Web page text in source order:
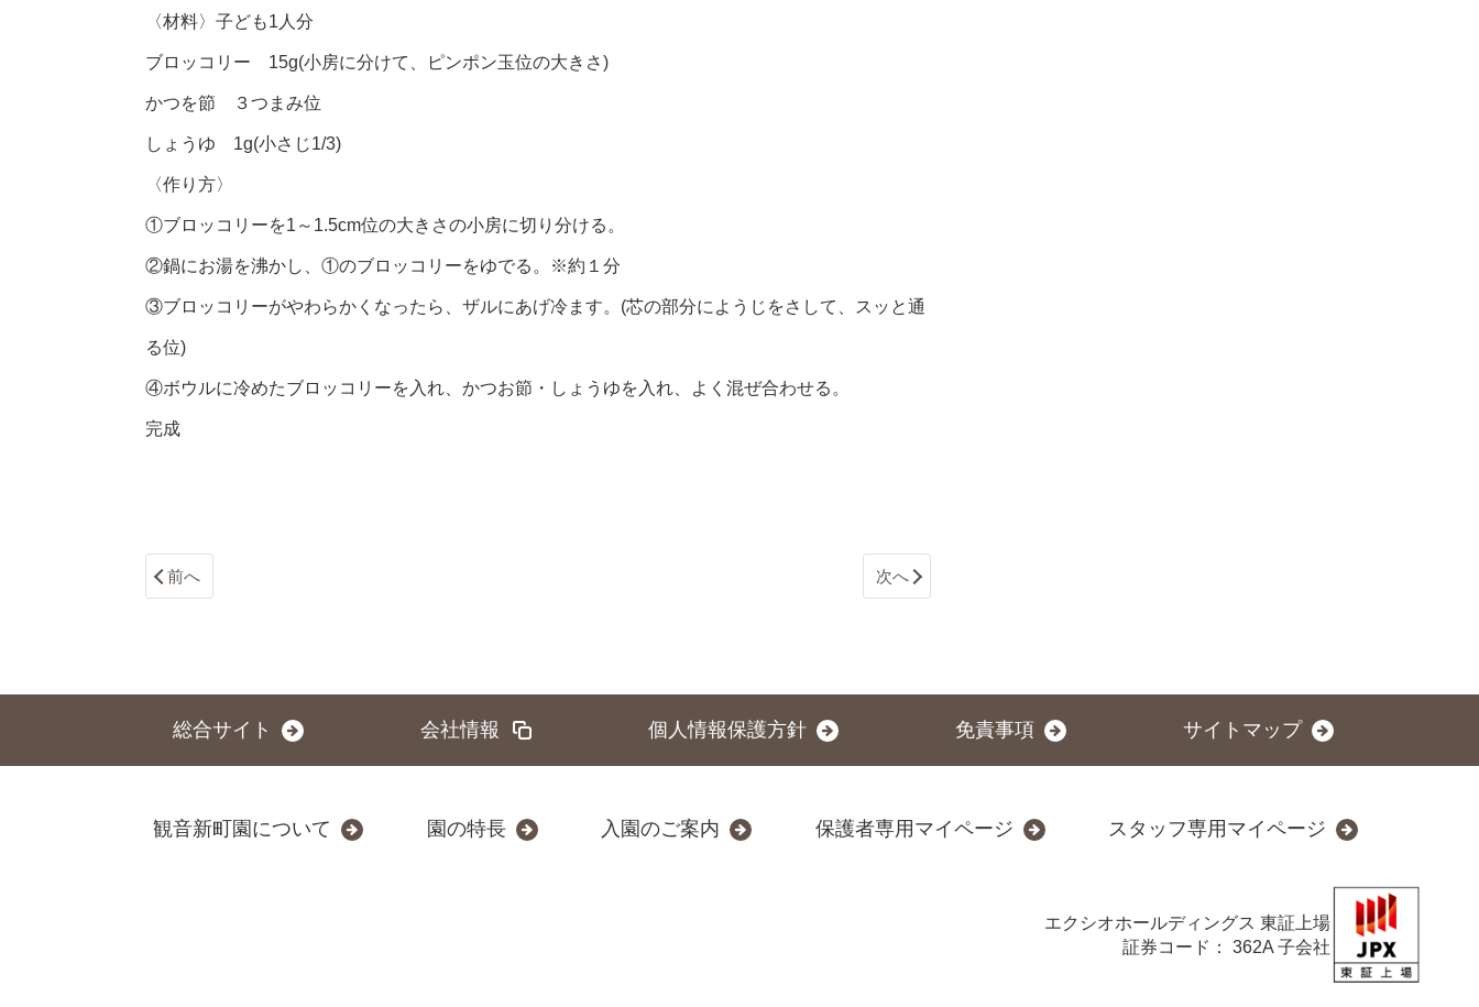
〈材料〉子ども1人分
ブロッコリー 15g(小房に分けて、ピンポン玉位の大きさ)
かつを節 ３つまみ位
しょうゆ 1g(小さじ1/3)
〈作り方〉
①ブロッコリーを1～1.5cm位の大きさの小房に切り分ける。
②鍋にお湯を沸かし、①のブロッコリーをゆでる。※約１分
③ブロッコリーがやわらかくなったら、ザルにあげ冷ます。(芯の部分にようじをさして、スッと通
る位)
④ボウルに冷めたブロッコリーを入れ、かつお節・しょうゆを入れ、よく混ぜ合わせる。
完成
前へ 次へ
総合サイト 会社情報 個人情報保護方針 免責事項 サイトマップ
観音新町園について 園の特長 入園のご案内 保護者専用マイページ スタッフ専用マイページ
エクシオホールディングス 東証上場
証券コード： 362A 子会社